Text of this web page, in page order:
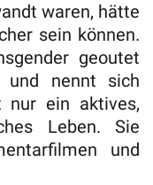
waren, hätte
sein können.
geoutet
nennt sich
nur ein aktives,
Leben. Sie
und